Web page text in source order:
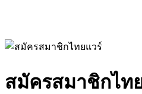
สมัครสมาชิกไท